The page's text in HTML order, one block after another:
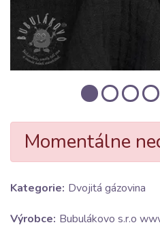
Momentálne
Kategorie: Dvojitá gázovina
Výrobce: Bubulákovo s.r.o